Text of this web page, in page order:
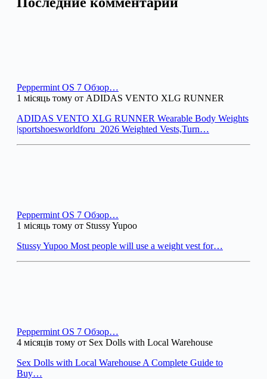
Peppermint OS 7 Обзор…
1 місяць тому от ADIDAS VENTO XLG RUNNER
ADIDAS VENTO XLG RUNNER Wearable Body Weights
|sportshoesworldforu_2026 Weighted Vests,Turn…
Peppermint OS 7 Обзор…
1 місяць тому от Stussy Yupoo
Stussy Yupoo Most people will use a weight vest for…
Peppermint OS 7 Обзор…
4 місяців тому от Sex Dolls with Local Warehouse
Sex Dolls with Local Warehouse A Complete Guide to
Buy…